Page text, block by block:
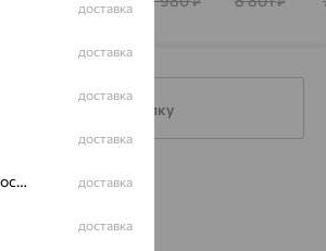
INTALIA
Подписаться на рассылку
доставка
доставка
доставка
доставка
Ардатов (рабочий поселок) доставка
доставка